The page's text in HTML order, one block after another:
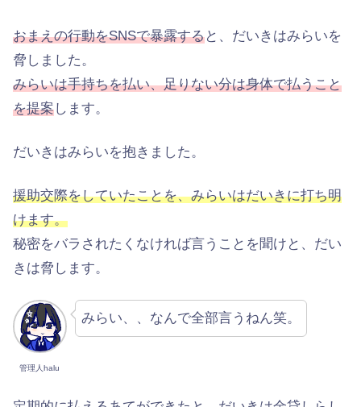
おまえの行動をSNSで暴露すると、だいきはみらいを
脅しました。
みらいは手持ちを払い、足りない分は身体で払うこと
を提案します。
だいきはみらいを抱きました。
援助交際をしていたことを、みらいはだいきに打ち明
けます。
秘密をバラされたくなければ言うことを聞けと、だい
きは脅します。
管理人halu
みらい、、なんで全部言うねん笑。